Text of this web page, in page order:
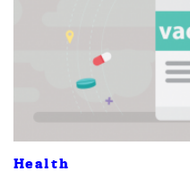
Health
SHARE TWEET